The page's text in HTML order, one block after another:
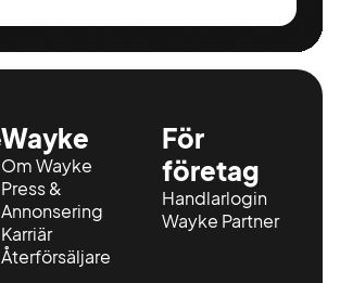
Wayke
Om Wayke
Press &
Annonsering
Karriär
Återförsäljare
För
företag
Handlarlogin
Wayke Partner